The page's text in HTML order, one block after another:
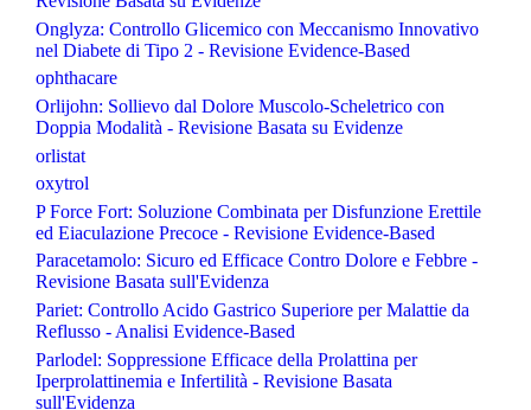
Onglyza: Controllo Glicemico con Meccanismo Innovativo
nel Diabete di Tipo 2 - Revisione Evidence-Based
ophthacare
Orlijohn: Sollievo dal Dolore Muscolo-Scheletrico con
Doppia Modalità - Revisione Basata su Evidenze
orlistat
oxytrol
P Force Fort: Soluzione Combinata per Disfunzione Erettile
ed Eiaculazione Precoce - Revisione Evidence-Based
Paracetamolo: Sicuro ed Efficace Contro Dolore e Febbre -
Revisione Basata sull'Evidenza
Pariet: Controllo Acido Gastrico Superiore per Malattie da
Reflusso - Analisi Evidence-Based
Parlodel: Soppressione Efficace della Prolattina per
Iperprolattinemia e Infertilità - Revisione Basata
sull'Evidenza